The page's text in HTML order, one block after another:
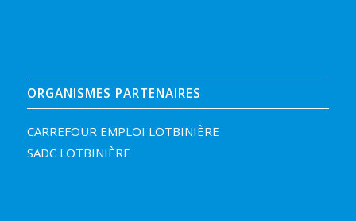
ORGANISMES PARTENAIRES
CARREFOUR EMPLOI LOTBINIÈRE
SADC LOTBINIÈRE